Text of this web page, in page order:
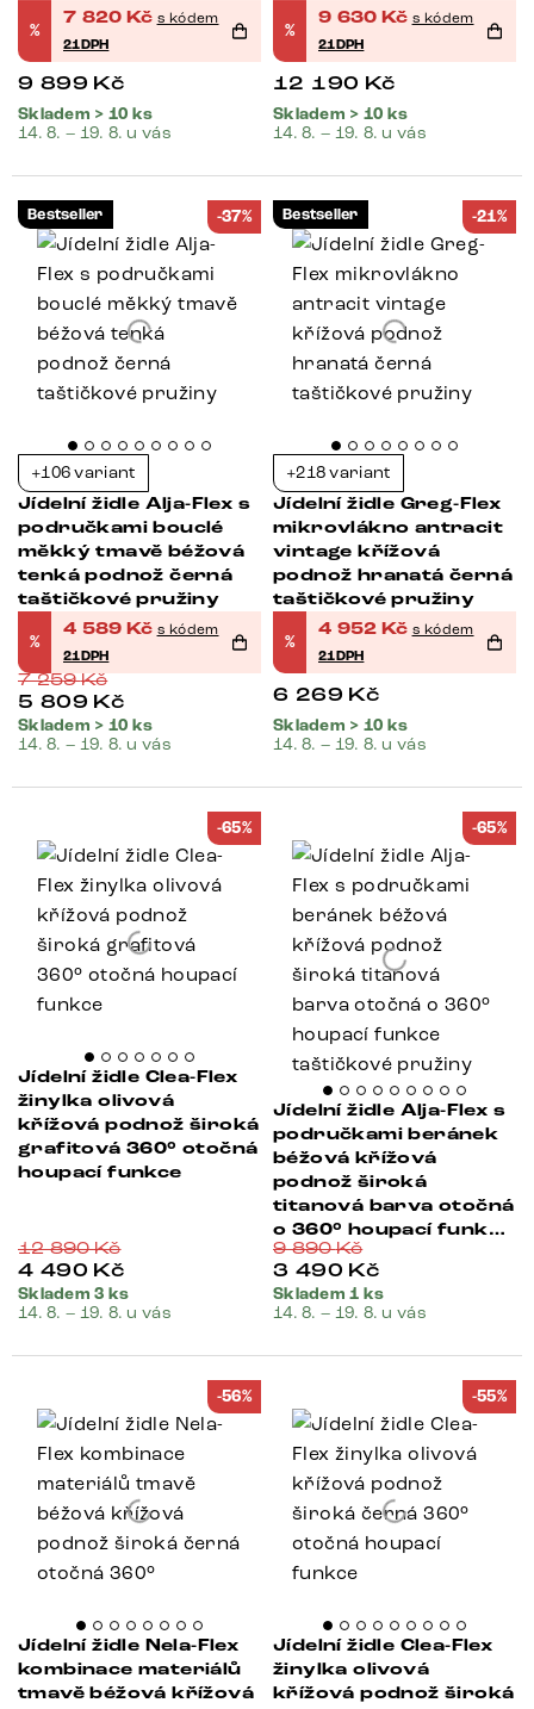
%
7 820 Kč s kódem
21DPH
9 899 Kč
Skladem > 10 ks
14. 8. – 19. 8. u vás
pružiny
%
9 630 Kč s kódem
21DPH
12 190 Kč
Skladem > 10 ks
14. 8. – 19. 8. u vás
Bestseller -37%
+106 variant
Jídelní židle Alja-Flex s
područkami bouclé
měkký tmavě béžová
tenká podnož černá
taštičkové pružiny
%
4 589 Kč s kódem
21DPH
7 259Kč
5 809 Kč
Skladem > 10 ks
14. 8. – 19. 8. u vás
Bestseller -21%
+218 variant
Jídelní židle Greg-Flex
mikrovlákno antracit
vintage křížová
podnož hranatá černá
taštičkové pružiny
%
4 952 Kč s kódem
21DPH
6 269 Kč
Skladem > 10 ks
14. 8. – 19. 8. u vás
-65%
Jídelní židle Clea-Flex
žinylka olivová
křížová podnož široká
grafitová 360° otočná
houpací funkce
12 890Kč
4 490 Kč
Skladem 3 ks
14. 8. – 19. 8. u vás
-65%
Jídelní židle Alja-Flex s
područkami beránek
béžová křížová
podnož široká
titanová barva otočná
o 360° houpací funkce
taštičkové pružiny
9 890Kč
3 490 Kč
Skladem 1 ks
14. 8. – 19. 8. u vás
-56%
Jídelní židle Nela-Flex
kombinace materiálů
tmavě béžová křížová
-55%
Jídelní židle Clea-Flex
žinylka olivová
křížová podnož široká